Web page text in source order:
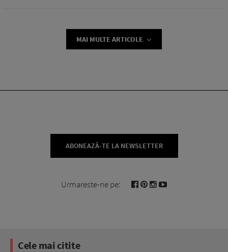
MAI MULTE ARTICOLE
ABONEAZĂ-TE LA NEWSLETTER
Urmareste-ne pe:
Cele mai citite